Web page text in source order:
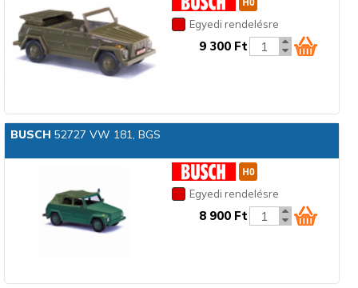
Egyedi rendelésre
9 300 Ft
BUSCH 52727 VW 181, BGS
Egyedi rendelésre
8 900 Ft